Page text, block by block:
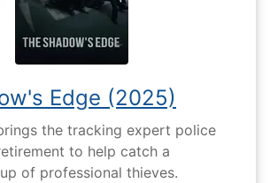
Edge (2025)
the tracking expert police
to help catch a
of professional thieves.